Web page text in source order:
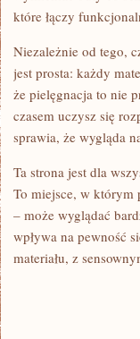
które łączy
Niezależnie od tego,
jest prosta: każdy
że pielęgnacja to nie
czasem uczysz się
sprawia, że wygląda
Ta strona jest dla
To miejsce, w którym
– może wyglądać
wpływa na pewność
materiału, z